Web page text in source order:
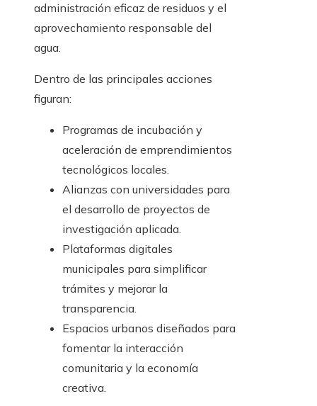
administración eficaz de residuos y el
aprovechamiento responsable del
agua.
Dentro de las principales acciones
figuran:
Programas de incubación y
aceleración de emprendimientos
tecnológicos locales.
Alianzas con universidades para
el desarrollo de proyectos de
investigación aplicada.
Plataformas digitales
municipales para simplificar
trámites y mejorar la
transparencia.
Espacios urbanos diseñados para
fomentar la interacción
comunitaria y la economía
creativa.